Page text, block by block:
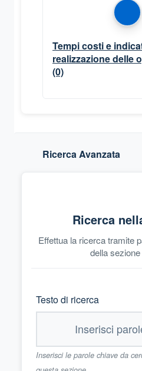
Tempi costi e
realizzazione delle
(0)
Ricerca Avanzata
Ricerca
Effettua la ricerca tramite
della
Testo di ricerca
Inserisci le parole chiave da